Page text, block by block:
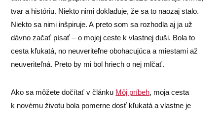
tvar a históriu. Niekto nimi dokladuje, že sa to naozaj stalo.
Niekto sa nimi inšpiruje. A preto som sa rozhodla aj ja už
dávno začať písať – o mojej ceste k vlastnej duši. Bola to
cesta kľukatá, no neuveriteľne obohacujúca a miestami až
neuveriteľná. Preto by mi bol hriech o nej mlčať.
Ako sa môžete dočítať v článku Môj príbeh, moja cesta
k novému životu bola pomerne dosť kľukatá a vlastne je